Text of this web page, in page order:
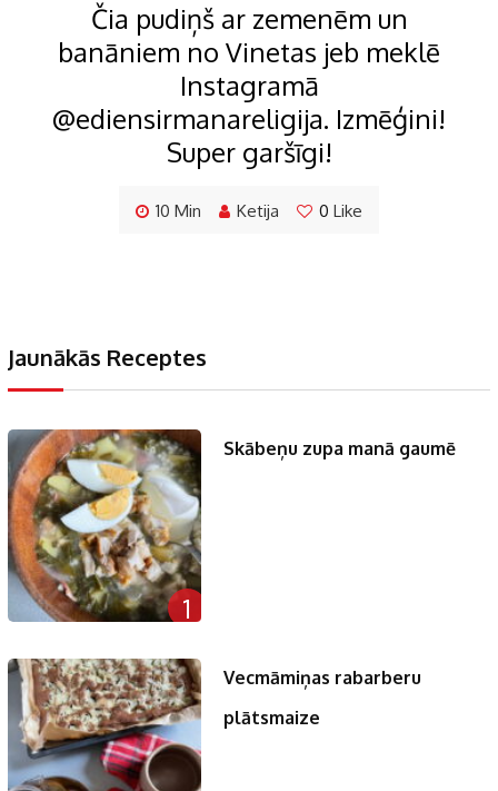
Čia pudiņš ar zemenēm un
banāniem no Vinetas jeb meklē
Instagramā
@ediensirmanareligija. Izmēģini!
Super garšīgi!
10 Min Ketija 0 Like
Jaunākās Receptes
1
Skābeņu zupa manā gaumē
Vecmāmiņas rabarberu
plātsmaize